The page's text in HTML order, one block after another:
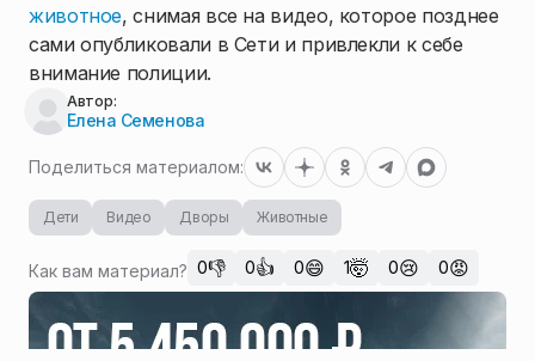
животное, снимая все на видео, которое позднее
сами опубликовали в Сети и привлекли к себе
внимание полиции.
Автор:
Елена Семенова
Поделиться материалом:
Дети Видео Дворы Животные
Как вам материал? 0👎 0👍 0😄 1🤯 0😢 0😡